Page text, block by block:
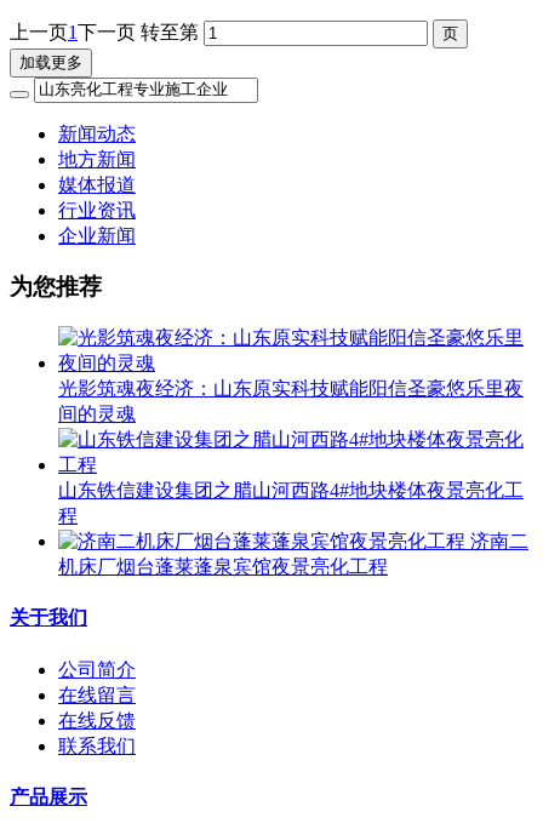
上一页1下一页 转至第
加载更多
新闻动态
地方新闻
媒体报道
行业资讯
企业新闻
为您推荐
光影筑魂夜经济：山东原实科技赋能阳信圣豪悠乐里夜
间的灵魂
山东铁信建设集团之腊山河西路4#地块楼体夜景亮化工
程
济南二
机床厂烟台蓬莱蓬泉宾馆夜景亮化工程
关于我们
公司简介
在线留言
在线反馈
联系我们
产品展示